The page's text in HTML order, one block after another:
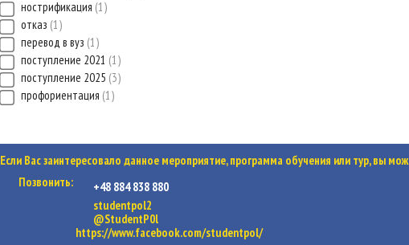
нострификация 1
отказ 1
перевод в вуз 1
поступление 2021 1
поступление 2025 3
профориентация 1
Если Вас заинтересовало данное мероприятие, программа обучения или тур, вы
Позвонить:
+48 884 838 880
studentpol2
@StudentP0l
https://www.facebook.com/studentpol/